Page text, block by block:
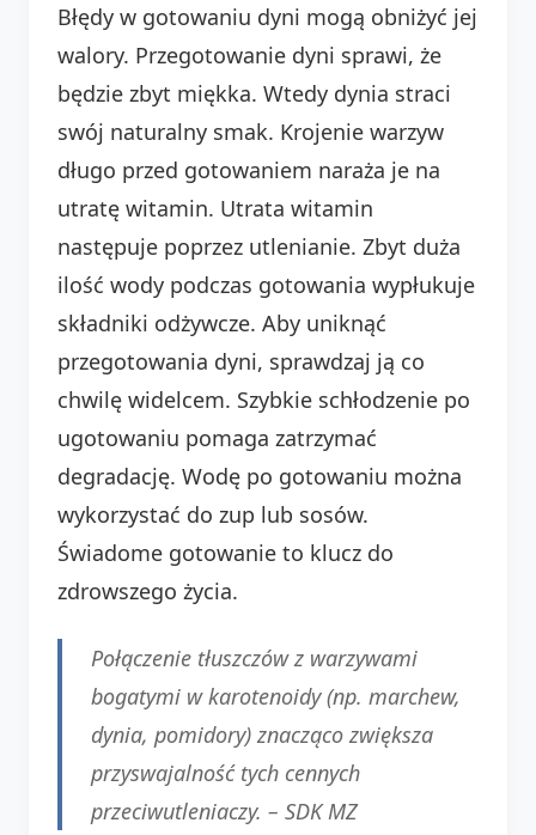
Błędy w gotowaniu dyni mogą obniżyć jej
walory. Przegotowanie dyni sprawi, że
będzie zbyt miękka. Wtedy dynia straci
swój naturalny smak. Krojenie warzyw
długo przed gotowaniem naraża je na
utratę witamin. Utrata witamin
następuje poprzez utlenianie. Zbyt duża
ilość wody podczas gotowania wypłukuje
składniki odżywcze. Aby uniknąć
przegotowania dyni, sprawdzaj ją co
chwilę widelcem. Szybkie schłodzenie po
ugotowaniu pomaga zatrzymać
degradację. Wodę po gotowaniu można
wykorzystać do zup lub sosów.
Świadome gotowanie to klucz do
zdrowszego życia.
Połączenie tłuszczów z warzywami
bogatymi w karotenoidy (np. marchew,
dynia, pomidory) znacząco zwiększa
przyswajalność tych cennych
przeciwutleniaczy. – SDK MZ